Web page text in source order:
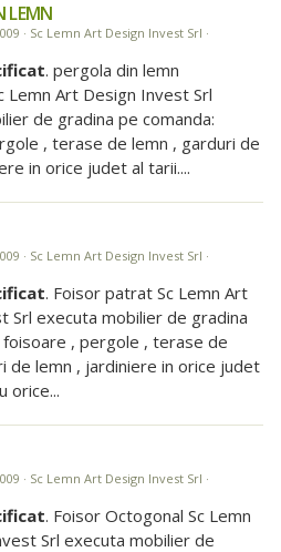
LEMN
· Sc Lemn Art Design Invest Srl ·
. pergola din lemn
Lemn Art Design Invest Srl
de gradina pe comanda:
, terase de lemn , garduri de
in orice judet al tarii....
· Sc Lemn Art Design Invest Srl ·
. Foisor patrat Sc Lemn Art
Srl executa mobilier de gradina
foisoare , pergole , terase de
de lemn , jardiniere in orice judet
orice...
· Sc Lemn Art Design Invest Srl ·
. Foisor Octogonal Sc Lemn
Srl executa mobilier de